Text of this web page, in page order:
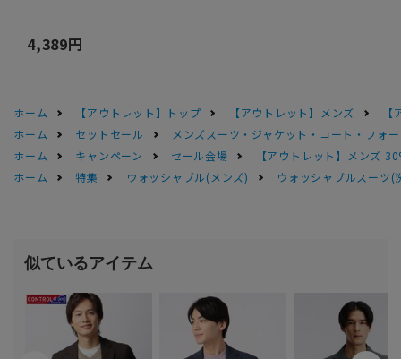
4,389円
ホーム 【アウトレット】トップ 【アウトレット】メンズ
ホーム
セットセール
メンズスーツ・ジャケット・コート・フォ
ホーム
キャンペーン セール会場
【アウトレット】メンズ
ホーム
特集 ウォッシャブル(メンズ) ウォッシャブルスーツ(